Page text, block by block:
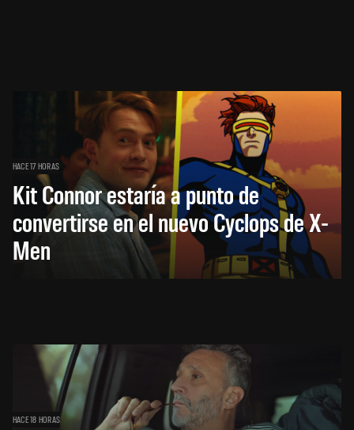
HACE 17 HORAS
Kit Connor estaría a punto de
convertirse en el nuevo Cyclops de X-
Men
HACE 18 HORAS